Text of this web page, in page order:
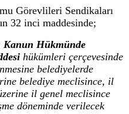
Görevlileri Sendikaları
32 inci maddesinde;
Kanun Hükmünde
hükümleri çerçevesinde
belediyelerde
belediye meclisince, il
il genel meclisince
döneminde verilecek